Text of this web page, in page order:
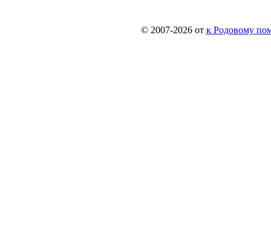
© 2007-2026 от к Родовому